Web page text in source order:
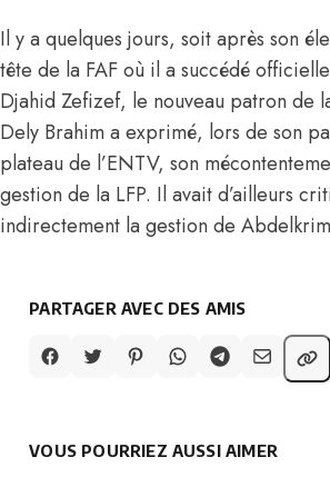
Il y a quelques jours, soit après son
tête de la FAF où il a succédé
Djahid Zefizef, le nouveau patron de
Dely Brahim a exprimé, lors de son
plateau de l’ENTV, son
gestion de la LFP. Il avait d’ailleurs
indirectement la gestion de
PARTAGER AVEC DES AMIS
VOUS POURRIEZ AUSSI AIMER